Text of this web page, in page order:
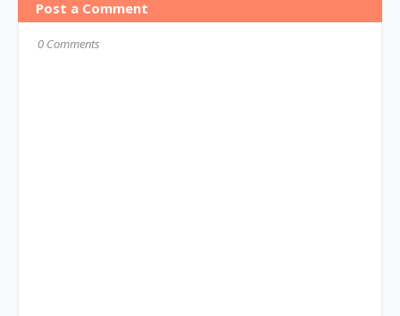
Post a Comment
0 Comments